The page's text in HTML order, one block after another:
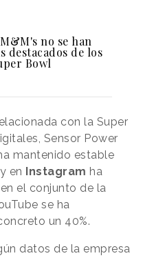
no se han
destacados de los
Bowl
con la Super
Sensor Power
mantenido estable
en
Instagram ha
el conjunto de la
se ha
un 40%.
datos de la empresa